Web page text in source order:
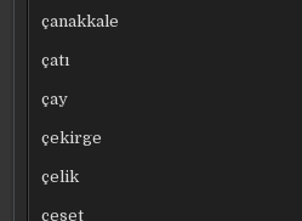
çanakkale
çatı
çay
çekirge
çelik
ceset